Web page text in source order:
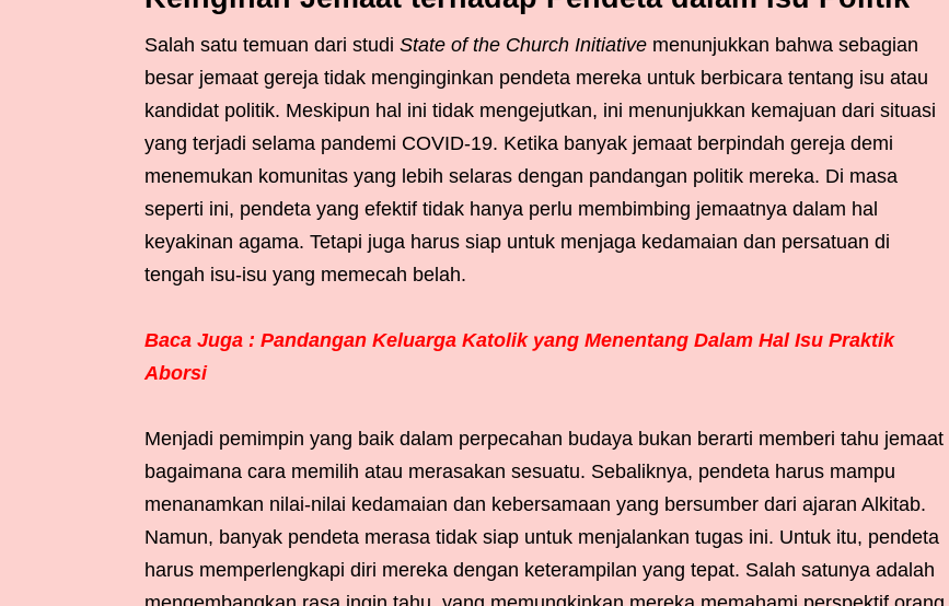
Salah satu temuan dari studi State of the Church Initiative menunjukkan bahwa sebagian
besar jemaat gereja tidak menginginkan pendeta mereka untuk berbicara tentang isu atau
kandidat politik. Meskipun hal ini tidak mengejutkan, ini menunjukkan kemajuan dari situasi
yang terjadi selama pandemi COVID-19. Ketika banyak jemaat berpindah gereja demi
menemukan komunitas yang lebih selaras dengan pandangan politik mereka. Di masa
seperti ini, pendeta yang efektif tidak hanya perlu membimbing jemaatnya dalam hal
keyakinan agama. Tetapi juga harus siap untuk menjaga kedamaian dan persatuan di
tengah isu-isu yang memecah belah.
Baca Juga : Pandangan Keluarga Katolik yang Menentang Dalam Hal Isu Praktik
Aborsi
Menjadi pemimpin yang baik dalam perpecahan budaya bukan berarti memberi tahu jemaat
bagaimana cara memilih atau merasakan sesuatu. Sebaliknya, pendeta harus mampu
menanamkan nilai-nilai kedamaian dan kebersamaan yang bersumber dari ajaran Alkitab.
Namun, banyak pendeta merasa tidak siap untuk menjalankan tugas ini. Untuk itu, pendeta
harus memperlengkapi diri mereka dengan keterampilan yang tepat. Salah satunya adalah